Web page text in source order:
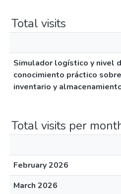
Total visits
Simulador logístico y nivel
conocimiento práctico
inventario y
Total visits per
February 2026
March 2026